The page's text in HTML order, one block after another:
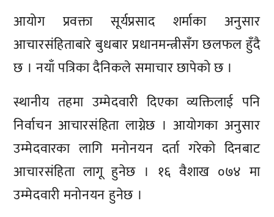
आयोग प्रवक्ता सूर्यप्रसाद शर्माका अनुसार
आचारसंहिताबारे बुधबार प्रधानमन्त्रीसँग छलफल हुँदै
छ । नयाँ पत्रिका दैनिकले समाचार छापेको छ ।
स्थानीय तहमा उम्मेदवारी दिएका व्यक्तिलाई पनि
निर्वाचन आचारसंहिता लाग्नेछ । आयोगका अनुसार
उम्मेदवारका लागि मनोनयन दर्ता गरेको दिनबाट
आचारसंहिता लागू हुनेछ । १६ वैशाख ०७४ मा
उम्मेदवारी मनोनयन हुनेछ ।